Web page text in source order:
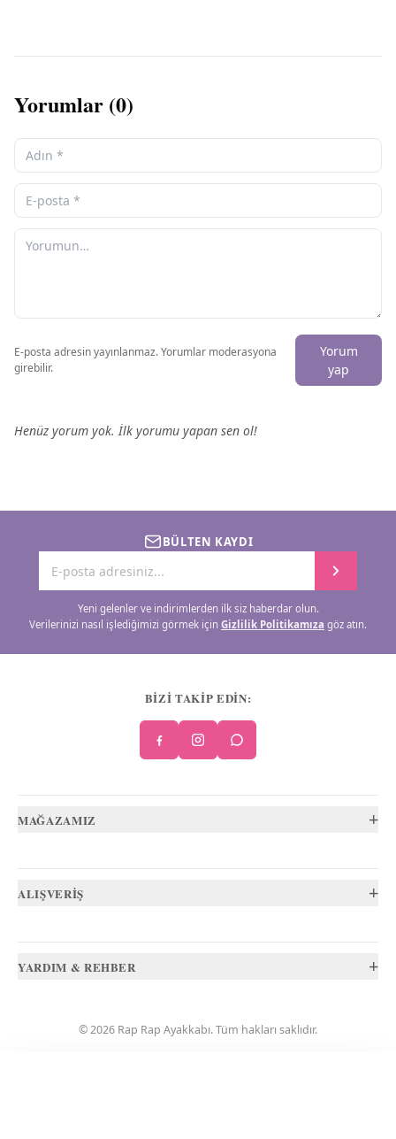
Yorumlar (0)
E-posta adresin yayınlanmaz. Yorumlar moderasyona
girebilir.
Yorum
yap
Henüz yorum yok. İlk yorumu yapan sen ol!
BÜLTEN KAYDI
Yeni gelenler ve indirimlerden ilk siz haberdar olun.
Verilerinizi nasıl işlediğimizi görmek için Gizlilik Politikamıza göz atın.
BİZİ TAKİP EDİN:
MAĞAZAMIZ +
ALIŞVERİŞ +
YARDIM & REHBER +
©2026 Rap Rap Ayakkabı. Tüm hakları saklıdır.